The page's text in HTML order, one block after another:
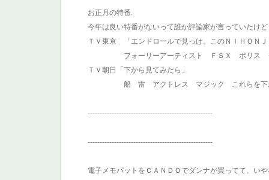
お正月の特番.
今年は良い特番がないって誰か評論家が言っていたけ
ＴＶ東京 「エンドロールで見っけ。このＮＩＨＯＮ
フォーリーアーティスト ＦＳＸ ポリス イン
ＴＶ朝日「下から見てみたら」
船 雷 アクトレス マジック これらを下から
----------------------------------------------------
----------------------------------------------------
電子メモパットをＣＡＮＤＯでダンナが買ってて、い